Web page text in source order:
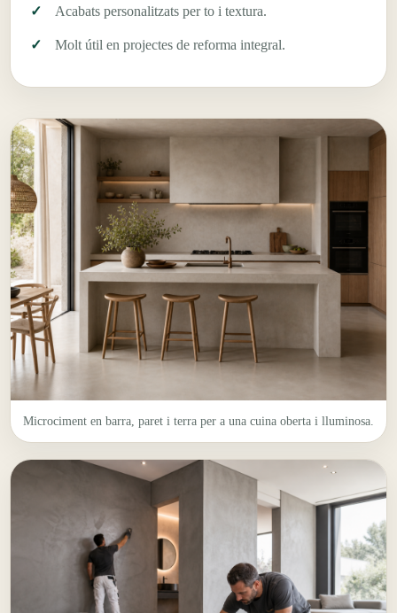
Acabats personalitzats per to i textura.
Molt útil en projectes de reforma integral.
Microciment en barra, paret i terra per a una cuina oberta i lluminosa.